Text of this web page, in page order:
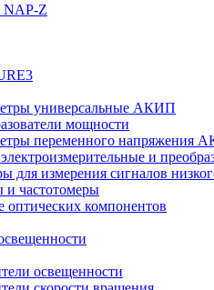
NAP-Z
универсальные АКИП
мощности
переменного напряжения
и
для измерения сигналов
и частотомеры
оптических компонентов
освещенности